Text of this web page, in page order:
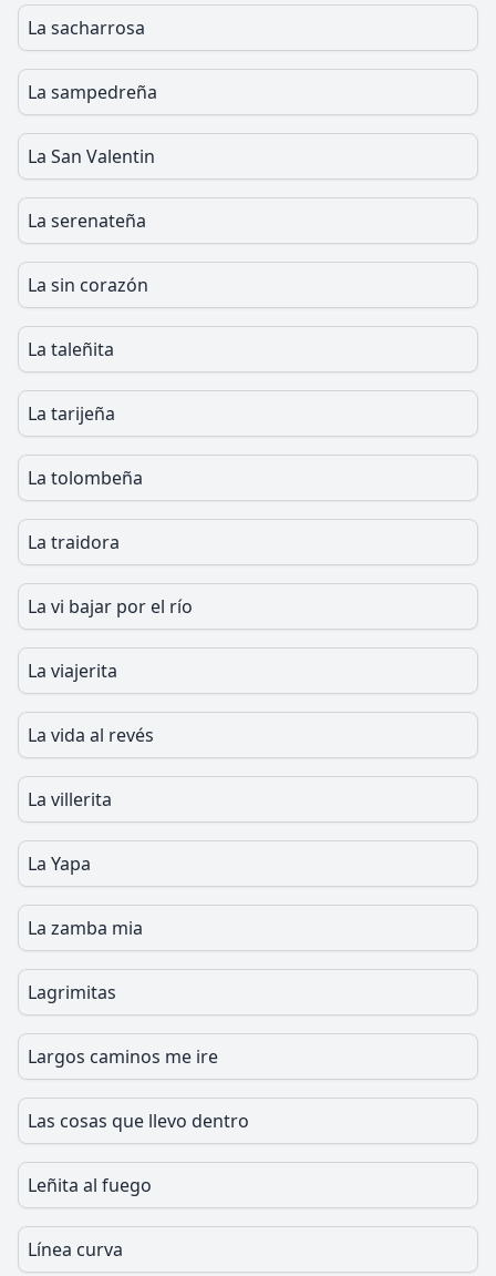
La sacharrosa
La sampedreña
La San Valentin
La serenateña
La sin corazón
La taleñita
La tarijeña
La tolombeña
La traidora
La vi bajar por el río
La viajerita
La vida al revés
La villerita
La Yapa
La zamba mia
Lagrimitas
Largos caminos me ire
Las cosas que llevo dentro
Leñita al fuego
Línea curva